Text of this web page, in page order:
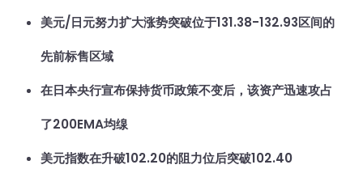
美元/日元努力扩大涨势突破位于131.38-132.93区间的
先前标售区域
在日本央行宣布保持货币政策不变后，该资产迅速攻占
了200EMA均缐
美元指数在升破102.20的阻力位后突破102.40